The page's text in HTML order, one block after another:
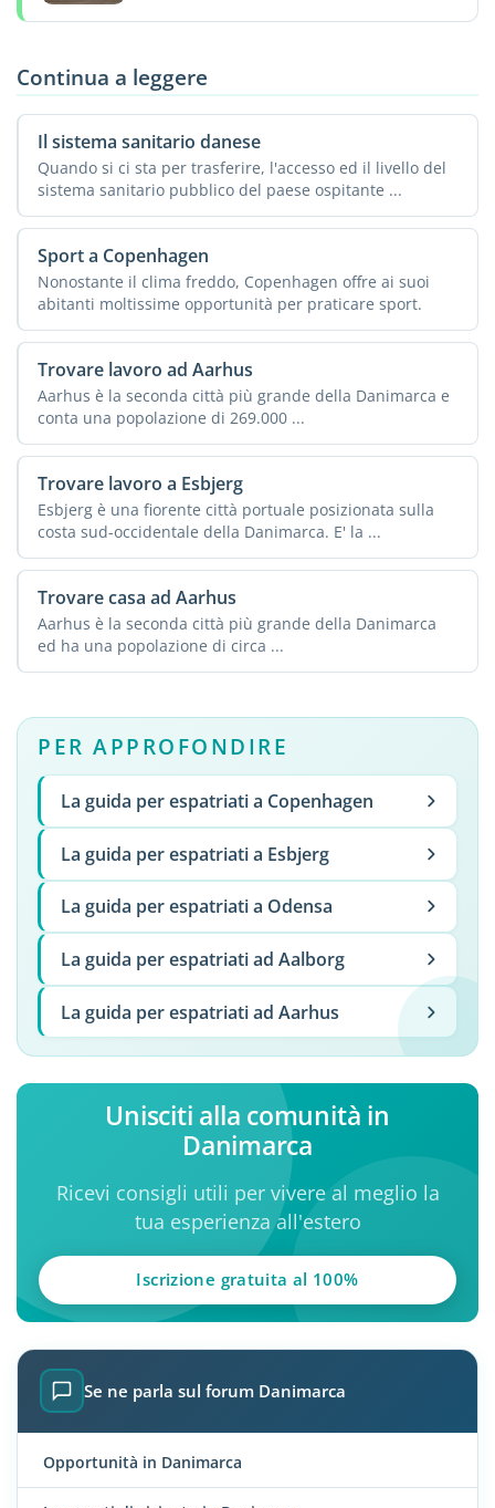
Continua a leggere
Il sistema sanitario danese
Quando si ci sta per trasferire, l'accesso ed il livello del
sistema sanitario pubblico del paese ospitante ...
Sport a Copenhagen
Nonostante il clima freddo, Copenhagen offre ai suoi
abitanti moltissime opportunità per praticare sport.
Trovare lavoro ad Aarhus
Aarhus è la seconda città più grande della Danimarca e
conta una popolazione di 269.000 ...
Trovare lavoro a Esbjerg
Esbjerg è una fiorente città portuale posizionata sulla
costa sud-occidentale della Danimarca. E' la ...
Trovare casa ad Aarhus
Aarhus è la seconda città più grande della Danimarca
ed ha una popolazione di circa ...
PER APPROFONDIRE
La guida per espatriati a Copenhagen
La guida per espatriati a Esbjerg
La guida per espatriati a Odensa
La guida per espatriati ad Aalborg
La guida per espatriati ad Aarhus
Unisciti alla comunità in
Danimarca
Ricevi consigli utili per vivere al meglio la
tua esperienza all'estero
Iscrizione gratuita al 100%
Se ne parla sul forum Danimarca
Opportunità in Danimarca